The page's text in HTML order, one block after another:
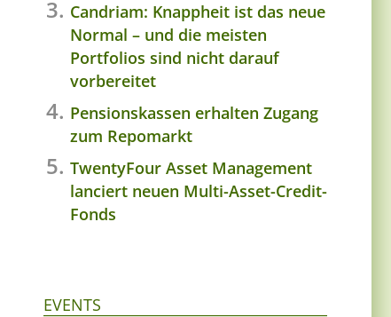
Candriam: Knappheit ist das neue
Normal – und die meisten
Portfolios sind nicht darauf
vorbereitet
Pensionskassen erhalten Zugang
zum Repomarkt
TwentyFour Asset Management
lanciert neuen Multi-Asset-Credit-
Fonds
EVENTS